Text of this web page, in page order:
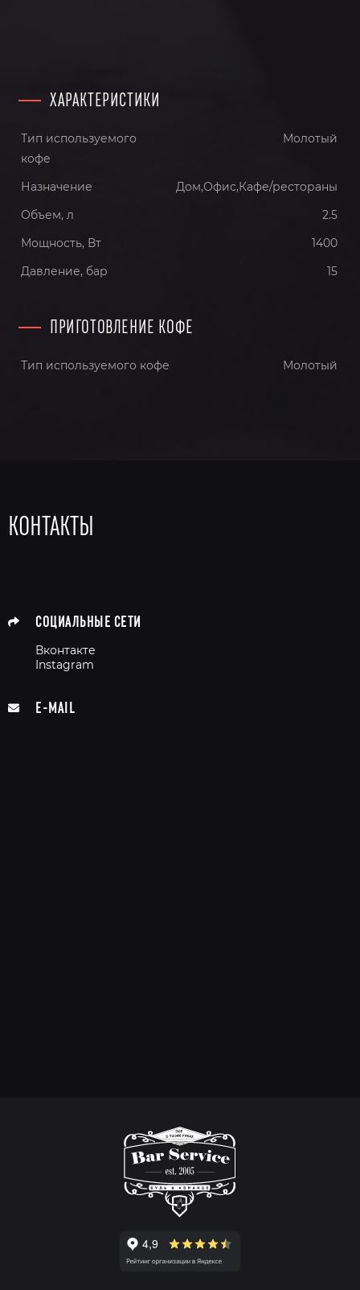
ХАРАКТЕРИСТИКИ
Тип используемого
кофе
Молотый
Назначение
Дом,Офис,Кафе/рестораны
Объем, л
2.5
Мощность, Вт
1400
Давление, бар
15
ПРИГОТОВЛЕНИЕ КОФЕ
Тип используемого кофе Молотый
КОНТАКТЫ
СОЦИАЛЬНЫЕ СЕТИ
Вконтакте
Instagram
E-MAIL